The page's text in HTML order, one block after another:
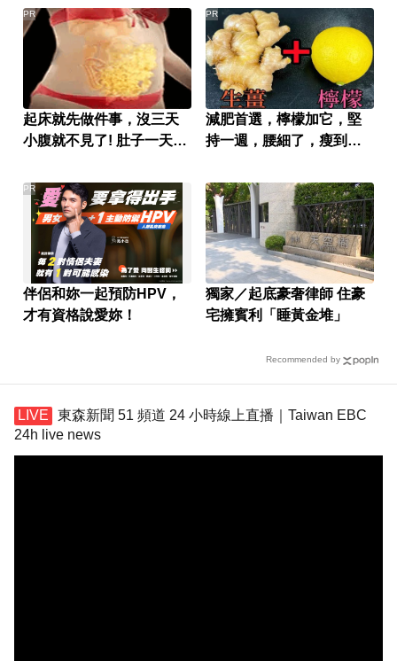
起床就先做件事，沒三天
小腹就不見了! 肚子一天天
PR
減肥首選，檸檬加它，堅
持一週，腰細了，瘦到你
PR
伴侶和妳一起預防HPV，
才有資格說愛妳！
PR
獨家／起底豪奢律師 住豪
宅擁賓利「睡黃金堆」
Recommended by
東森新聞 51 頻道 24 小時線上直播｜Taiwan EBC
24h live news